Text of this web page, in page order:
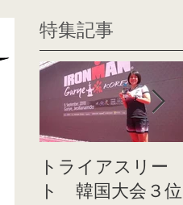
特集記事
トライアスリー
ト 韓国大会３位